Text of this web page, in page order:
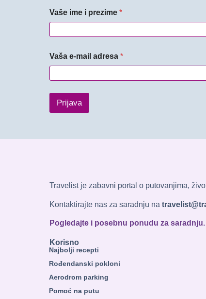
Vaše ime i prezime *
Vaša e-mail adresa *
Prijava
Travelist je zabavni portal o putovanjima,
Kontaktirajte nas za saradnju na
Pogledajte i posebnu ponudu za saradnju.
Korisno
Najbolji recepti
Rođendanski pokloni
Aerodrom parking
Pomoć na putu